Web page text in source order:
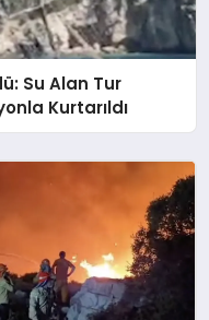
Su Alan Tur
Kurtarıldı